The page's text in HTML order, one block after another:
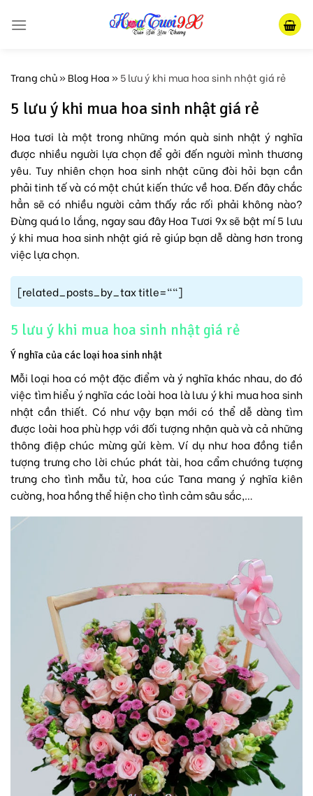
Trang chủ»Blog Hoa»5 lưu ý khi mua hoa sinh nhật giá rẻ
5 lưu ý khi mua hoa sinh nhật giá rẻ
Hoa tươi là một trong những món quà sinh nhật ý nghĩa
được nhiều người lựa chọn để gởi đến người mình thương
yêu. Tuy nhiên chọn hoa sinh nhật cũng đòi hỏi bạn cần
phải tinh tế và có một chút kiến thức về hoa. Đến đây chắc
hẳn sẽ có nhiều người cảm thấy rắc rối phải không nào?
Đừng quá lo lắng, ngay sau đây Hoa Tươi 9x sẽ bật mí 5 lưu
ý khi mua hoa sinh nhật giá rẻ giúp bạn dễ dàng hơn trong
việc lựa chọn.
[related_posts_by_tax title=""]
5 lưu ý khi mua hoa sinh nhật giá rẻ
Ý nghĩa của các loại hoa sinh nhật
Mỗi loại hoa có một đặc điểm và ý nghĩa khác nhau, do đó
việc tìm hiểu ý nghĩa các loài hoa là lưu ý khi mua hoa sinh
nhật cần thiết. Có như vậy bạn mới có thể dễ dàng tìm
được loài hoa phù hợp với đối tượng nhận quà và cả những
thông điệp chúc mừng gửi kèm. Ví dụ như hoa đồng tiền
tượng trưng cho lời chúc phát tài, hoa cẩm chướng tượng
trưng cho tình mẫu tử, hoa cúc Tana mang ý nghĩa kiên
cường, hoa hồng thể hiện cho tình cảm sâu sắc,…